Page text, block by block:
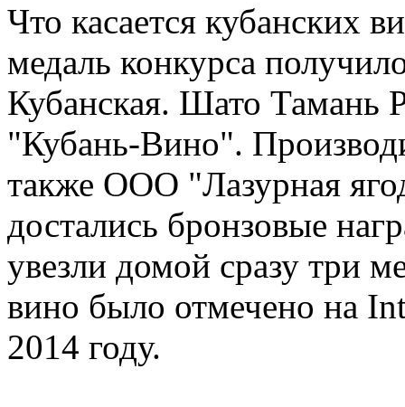
Что касается кубанских
медаль конкурса
Кубанская. Шато Тамань
"Кубань-Вино".
также ООО "Лазурная
достались бронзовые
увезли домой сразу три
вино было отмечено на
2014 году.